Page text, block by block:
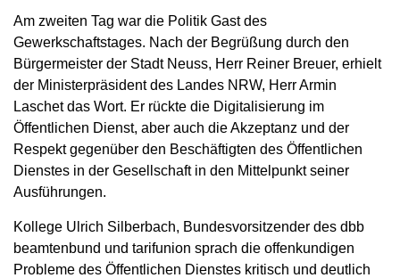
Am zweiten Tag war die Politik Gast des
Gewerkschaftstages. Nach der Begrüßung durch den
Bürgermeister der Stadt Neuss, Herr Reiner Breuer, erhielt
der Ministerpräsident des Landes NRW, Herr Armin
Laschet das Wort. Er rückte die Digitalisierung im
Öffentlichen Dienst, aber auch die Akzeptanz und der
Respekt gegenüber den Beschäftigten des Öffentlichen
Dienstes in der Gesellschaft in den Mittelpunkt seiner
Ausführungen.
Kollege Ulrich Silberbach, Bundesvorsitzender des dbb
beamtenbund und tarifunion sprach die offenkundigen
Probleme des Öffentlichen Dienstes kritisch und deutlich